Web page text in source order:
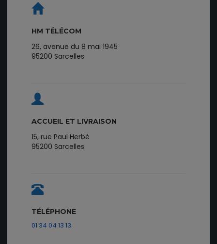
HM TÉLÉCOM
26, avenue du 8 mai 1945
95200 Sarcelles
ACCUEIL ET LIVRAISON
15, rue Paul Herbé
95200 Sarcelles
TÉLÉPHONE
01 34 04 13 13